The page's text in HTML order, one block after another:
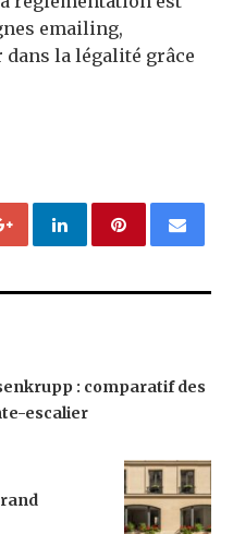
emailing,
la légalité grâce
: comparatif des
escalier